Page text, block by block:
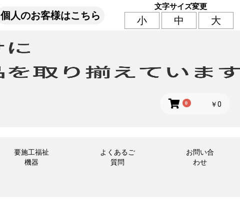
文字サイズ変更
小 中 大
個人のお客様はこちら
0 ￥0
要施工福祉
機器
よくあるご
質問
お問い合
わせ